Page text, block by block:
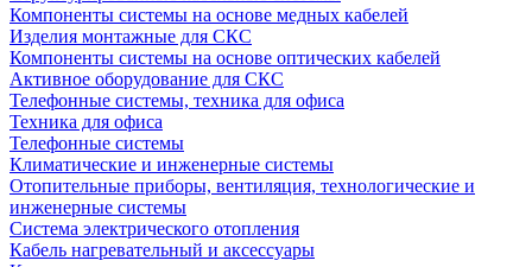
Компоненты системы на основе медных кабелей
Изделия монтажные для СКС
Компоненты системы на основе оптических кабелей
Активное оборудование для СКС
Телефонные системы, техника для офиса
Техника для офиса
Телефонные системы
Климатические и инженерные системы
Отопительные приборы, вентиляция, технологические и
инженерные системы
Система электрического отопления
Кабель нагревательный и аксессуары